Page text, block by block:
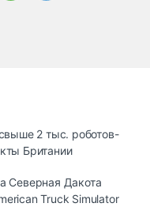
2 тыс. роботов-
Британии
Северная Дакота
Truck Simulator